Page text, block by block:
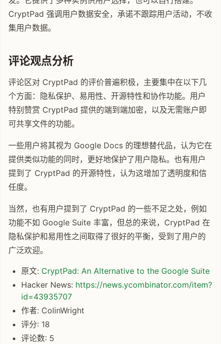
CryptPad 强调用户数据安全，承诺不跟踪用户活动，不收
集用户数据。
评论观点分析
评论区对 CryptPad 的评价普遍积极，主要集中在以下几
个方面：隐私保护、易用性、开源特性和协作功能。用户
特别赞赏 CryptPad 提供的端到端加密，以及无需账户即
可共享文件的功能。
一些用户将其视为 Google Docs 的理想替代品，认为它在
提供类似功能的同时，更好地保护了用户隐私。也有用户
提到了 CryptPad 的开源特性，认为这增加了透明度和信
任度。
当然，也有用户提到了 CryptPad 的一些不足之处，例如
功能不如 Google Suite 丰富，但总的来说，CryptPad 在
隐私保护和易用性之间取得了很好的平衡，受到了用户的
广泛欢迎。
原文: CryptPad: An Alternative to the Google Suite
Hacker News: https://news.ycombinator.com/item?
id=43935707
作者: ColinWright
评分: 18
评论数: 5